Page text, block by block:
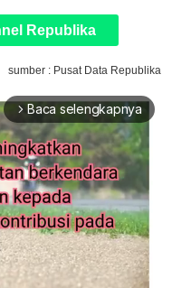
Republika
sumber : Pusat Data Republika
arrow_forward_ios Baca selengkapnya